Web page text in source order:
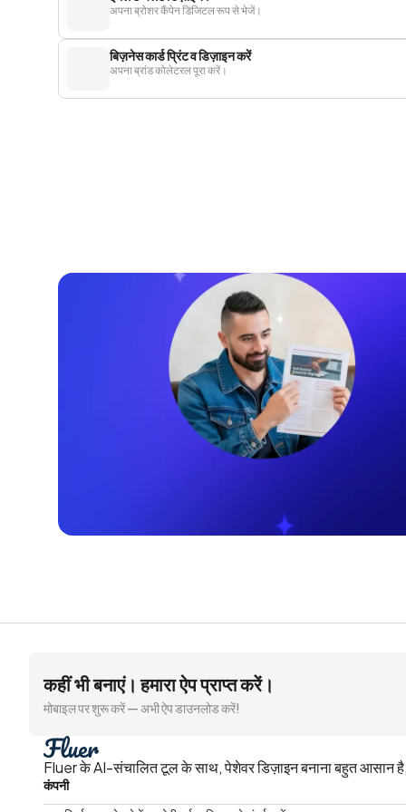
अपना ब्रोशर कैंपेन डिजिटल रूप से भेजें।
बिज़नेस कार्ड प्रिंट व डिज़ाइन करें
अपना ब्रांड कोलेटरल पूरा करें।
कहीं भी बनाएं। हमारा ऐप प्राप्त करें।
मोबाइल पर शुरू करें — अभी ऐप डाउनलोड करें!
Fluer के AI-संचालित टूल के साथ, पेशेवर डिज़ाइन बनाना बहुत आसान है,
कंपनी